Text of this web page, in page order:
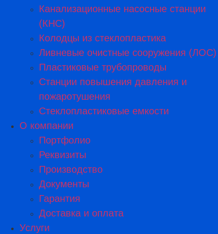
Канализационные насосные станции
(КНС)
Колодцы из стеклопластика
Ливневые очистные сооружения (ЛОС)
Пластиковые трубопроводы​
Станции повышения давления и
пожаротушения
Стеклопластиковые емкости
О компании
Портфолио
Реквизиты
Производство
Документы
Гарантия
Доставка и оплата
Услуги